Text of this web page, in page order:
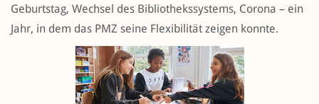
Geburtstag, Wechsel des Bibliothekssystems, Corona – ein
Jahr, in dem das PMZ seine Flexibilität zeigen konnte.